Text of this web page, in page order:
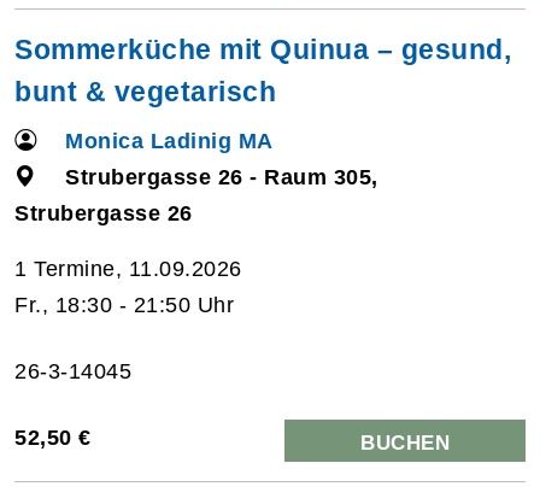
Sommerküche mit Quinua – gesund,
bunt & vegetarisch
Monica Ladinig MA
Strubergasse 26 - Raum 305,
Strubergasse 26
1 Termine, 11.09.2026
Fr., 18:30 - 21:50 Uhr
26-3-14045
52,50 € BUCHEN